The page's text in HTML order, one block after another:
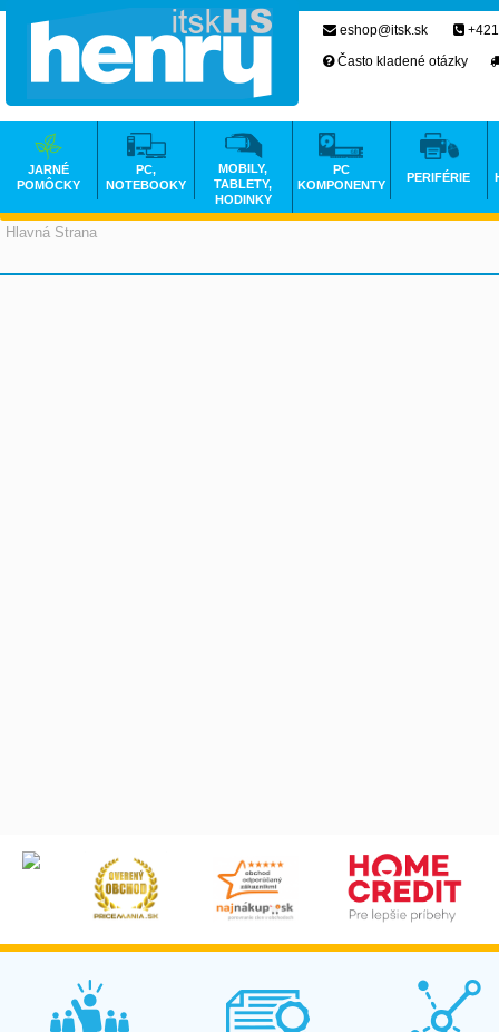
Hlavná Strana
eshop@itsk.sk
Často kladené otázky
JARNÉ
POMÔCKY
PC,
NOTEBOOKY
MOBILY,
TABLETY,
HODINKY
PC
KOMPONENTY
PERIFÉRIE